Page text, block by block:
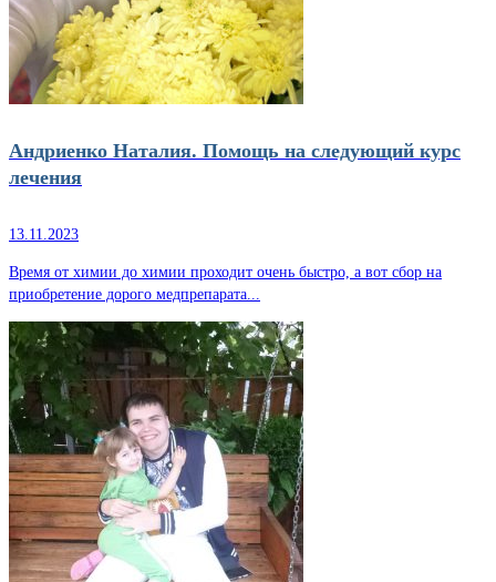
Андриенко Наталия. Помощь на следующий курс
лечения
13.11.2023
Время от химии до химии проходит очень быстро, а вот сбор на
приобретение дорого медпрепарата...